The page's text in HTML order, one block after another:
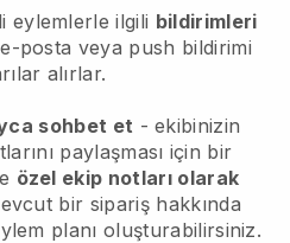
eylemlerle ilgili bildirimleri
posta veya push bildirimi
alırlar.
sohbet et - ekibinizin
paylaşması için bir
özel ekip notları olarak
bir sipariş hakkında
planı oluşturabilirsiniz.